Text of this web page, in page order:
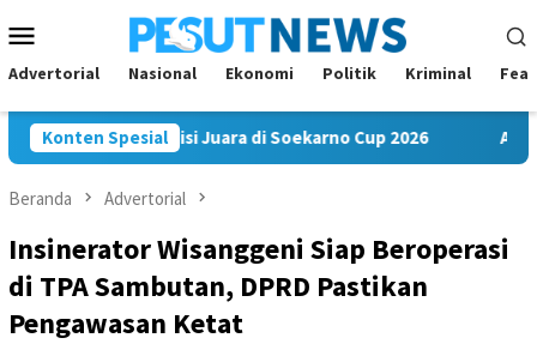
ke
kontenMobile
Advertorial Nasional Ekonomi Politik Kriminal
Konten Spesial
FC Bawa Misi Juara di Soekarno Cup 2026 Andi
Beranda Advertorial
Insinerator Wisanggeni Siap Beroperasi
di TPA Sambutan, DPRD Pastikan
Pengawasan Ketat